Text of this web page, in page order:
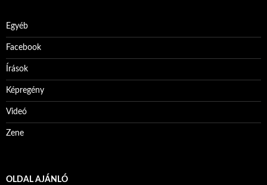
Egyéb
Facebook
Írások
Képregény
Videó
Zene
OLDAL AJÁNLÓ